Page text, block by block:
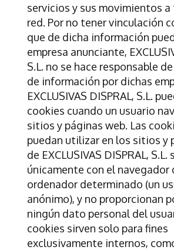
servicios y sus movimientos a
red. Por no tener vinculación
que de dicha información
empresa anunciante,
S.L. no se hace responsable
de información por dichas
EXCLUSIVAS DISPRAL, S.L.
cookies cuando un usuario
sitios y páginas web. Las
puedan utilizar en los sitios y
de EXCLUSIVAS DISPRAL, S.L.
únicamente con el navegador
ordenador determinado (un
anónimo), y no proporcionan
ningún dato personal del
cookies sirven solo para fines
exclusivamente internos,